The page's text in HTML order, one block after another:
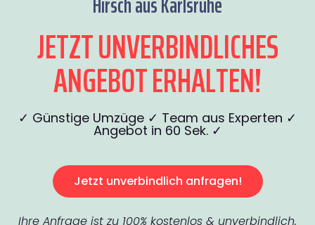
JETZT UNVERBINDLICHES
ANGEBOT ERHALTEN!
✓ Günstige Umzüge ✓ Team aus Experten ✓
Angebot in 60 Sek. ✓
Jetzt unverbindlich anfragen!
Ihre Anfrage ist zu 100% kostenlos & unverbindlich.